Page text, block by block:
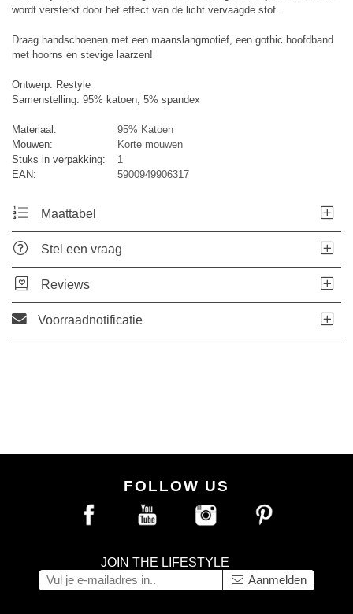
wordt versterkt door het effect van de licht vervaagde stof.
Draag handschoenen met een maanslangmotief, een gothic hoofdband
met hoorns en stevige laarzen!
Ontwerp: Restyle
Samenstelling: 95% katoen, 5% spandex
Materiaal:
95% Katoen
Mouwen:
Korte mouwen
Stuks in verpakking:
1
EAN:
5900949906317
Maattabel
Stel een vraag
Reviews
Voorraadnotificatie
FOLLOW US
JOIN THE LIFESTYLE
Aanmelden